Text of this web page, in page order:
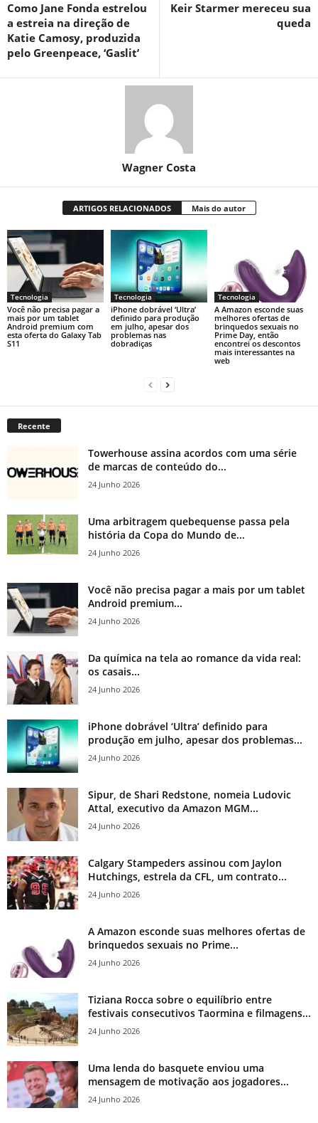
Como Jane Fonda estrelou
a estreia na direção de
Katie Camosy, produzida
pelo Greenpeace, ‘Gaslit’
Keir Starmer mereceu sua
queda
Wagner Costa
ARTIGOS RELACIONADOS Mais do autor
Tecnologia
Você não precisa pagar a
mais por um tablet
Android premium com
esta oferta do Galaxy Tab
S11
Tecnologia
iPhone dobrável ‘Ultra’
definido para produção
em julho, apesar dos
problemas nas
dobradiças
Tecnologia
A Amazon esconde suas
melhores ofertas de
brinquedos sexuais no
Prime Day, então
encontrei os descontos
mais interessantes na
web
Recente
Towerhouse assina acordos com uma série
de marcas de conteúdo do...
24 Junho 2026
Uma arbitragem quebequense passa pela
história da Copa do Mundo de...
24 Junho 2026
Você não precisa pagar a mais por um tablet
Android premium...
24 Junho 2026
Da química na tela ao romance da vida real:
os casais...
24 Junho 2026
iPhone dobrável ‘Ultra’ definido para
produção em julho, apesar dos problemas...
24 Junho 2026
Sipur, de Shari Redstone, nomeia Ludovic
Attal, executivo da Amazon MGM...
24 Junho 2026
Calgary Stampeders assinou com Jaylon
Hutchings, estrela da CFL, um contrato...
24 Junho 2026
A Amazon esconde suas melhores ofertas de
brinquedos sexuais no Prime...
24 Junho 2026
Tiziana Rocca sobre o equilíbrio entre
festivais consecutivos Taormina e filmagens...
24 Junho 2026
Uma lenda do basquete enviou uma
mensagem de motivação aos jogadores...
24 Junho 2026